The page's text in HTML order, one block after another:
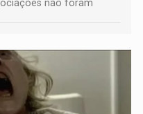
não foram